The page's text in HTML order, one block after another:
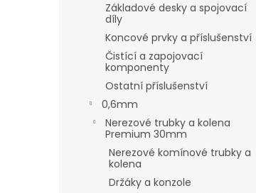
Základové desky a spojovací
díly
Koncové prvky a příslušenství
Čistící a zapojovací
komponenty
Ostatní příslušenství
0,6mm
Nerezové trubky a kolena
Premium 30mm
Nerezové komínové trubky a
kolena
Držáky a konzole